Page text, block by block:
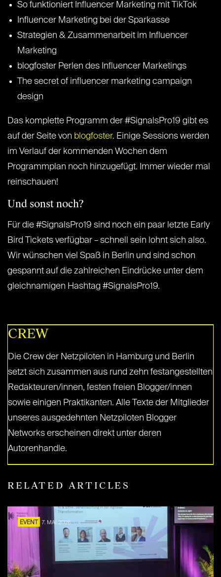
So funktioniert Influencer Marketing mit TikTok
Influencer Marketing bei der Sparkasse
Strategien & Zusammenarbeit im Influencer
Marketing
blogfoster Perlen des Influencer Marketings
The secret of influencer marketing campaign
design
Das komplette Programm der #SignalsPro19 gibt es
auf der Seite von blogfoster. Einige Sessions werden
im Verlauf der kommenden Wochen dem
Programmplan noch hinzugefügt. Immer wieder mal
reinschauen!
Und sonst noch?
Für die #SignalsPro19 sind noch ein paar letzte Early
Bird Tickets verfügbar – schnell sein lohnt sich also.
Wir wünschen viel Spaß in Berlin und sind schon
gespannt auf die zahlreichen Eindrücke unter dem
gleichnamigen Hashtag #SignalsPro19.
CREW
Die Crew der Netzpiloten in Hamburg und Berlin
setzt sich zusammen aus rund zehn festangestellten
Redakteuren/innen, festen freien Blogger/innen
sowie einigen Praktikanten. Alle Texte der Mitglieder
unseres ausgedehnten Netzpiloten Blogger
Networks erscheinen direkt unter deren
Autorenhandle.
RELATED ARTICLES
EVENT 7. MAI 2026